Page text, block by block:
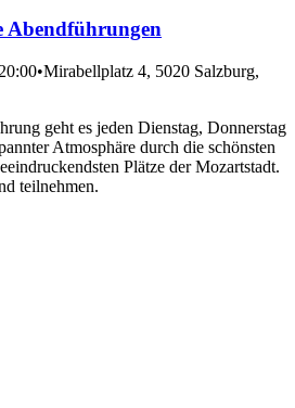
Abendführungen
•Mirabellplatz 4, 5020 Salzburg,
geht es jeden Dienstag, Donnerstag
Atmosphäre durch die schönsten
Plätze der Mozartstadt.
teilnehmen.